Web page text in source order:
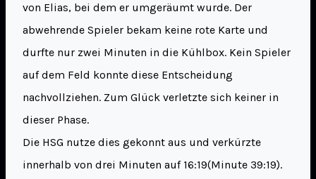
von Elias, bei dem er umgeräumt wurde. Der
abwehrende Spieler bekam keine rote Karte und
durfte nur zwei Minuten in die Kühlbox. Kein Spieler
auf dem Feld konnte diese Entscheidung
nachvollziehen. Zum Glück verletzte sich keiner in
dieser Phase.
Die HSG nutze dies gekonnt aus und verkürzte
innerhalb von drei Minuten auf 16:19(Minute 39:19).